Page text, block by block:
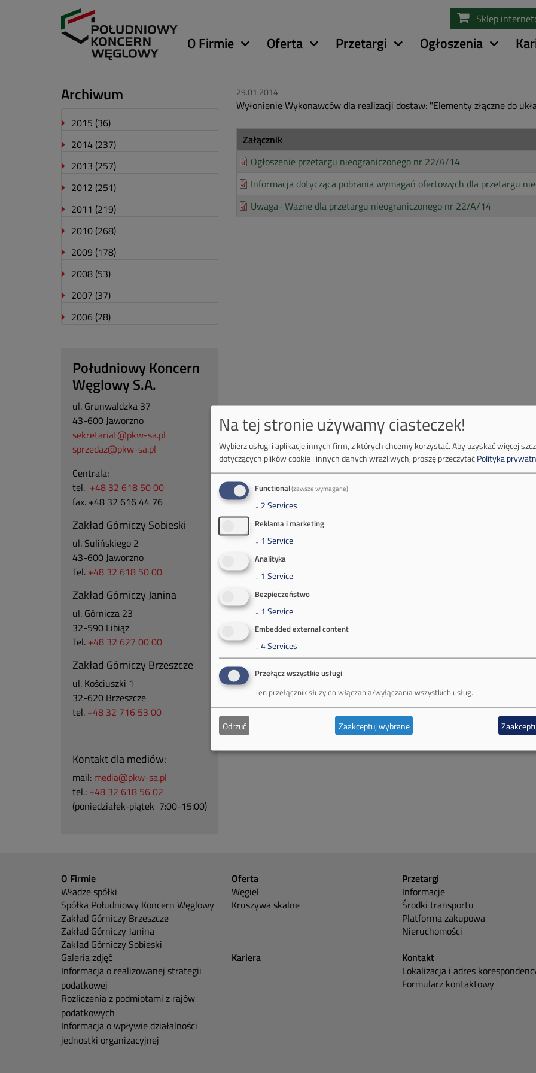
treści
Sklep
Główna
O Firmie Oferta Przetargi Ogłoszenia
29.01.2014
Wyłonienie Wykonawców dla realizacji dostaw: "Elementy złączne do
Załącznik
Ogłoszenie przetargu nieograniczonego nr 22/A/14
Informacja dotycząca pobrania wymagań ofertowych dla przetargu
Uwaga- Ważne dla przetargu nieograniczonego nr 22/A/14
Archiwum
2015 (36)
2014 (237)
2013 (257)
2012 (251)
2011 (219)
2010 (268)
2009 (178)
2008 (53)
2007 (37)
2006 (28)
Południowy Koncern
Węglowy S.A.
ul. Grunwaldzka 37
43-600 Jaworzno
sekretariat@pkw-sa.pl
sprzedaz@pkw-sa.pl
Centrala:
tel. +48 32 618 50 00
fax. +48 32 616 44 76
Zakład Górniczy Sobieski
ul. Sulińskiego 2
43-600 Jaworzno
Tel. +48 32 618 50 00
Zakład Górniczy Janina
ul. Górnicza 23
32-590 Libiąż
Tel. +48 32 627 00 00
Zakład Górniczy Brzeszcze
ul. Kościuszki 1
32-620 Brzeszcze
tel. +48 32 716 53 00
Kontakt dla mediów:
mail: media@pkw-sa.pl
tel.: +48 32 618 56 02
(poniedziałek-piątek 7:00-15:00)
O Firmie
Władze spółki
Spółka Południowy Koncern Węglowy
Zakład Górniczy Brzeszcze
Zakład Górniczy Janina
Zakład Górniczy Sobieski
Galeria zdjęć
Informacja o realizowanej strategii
podatkowej
Rozliczenia z podmiotami z rajów
podatkowych
Informacja o wpływie działalności
jednostki organizacyjnej
Oferta
Węgiel
Kruszywa skalne
Przetargi
Informacje
Środki transportu
Platforma zakupowa
Nieruchomości
Kariera
Kontakt
Lokalizacja i adres
Formularz kontaktowy
Na tej stronie używamy ciasteczek!
Wybierz usługi i aplikacje innych firm, z których chcemy korzystać.Aby uzyskać więcej
dotyczących plików cookie i innych danych wrażliwych, proszę przeczytaćPolityka
Functional(zawsze wymagane)
↓ 2Services
Reklama i marketing
↓ 1 Service
Analityka
↓ 1 Service
Bezpieczeństwo
↓ 1 Service
Embedded external content
↓ 4Services
Przełącz wszystkie usługi
Ten przełącznik służy do włączania/wyłączania wszystkich usług.
Odrzuć Zaakceptuj wybrane